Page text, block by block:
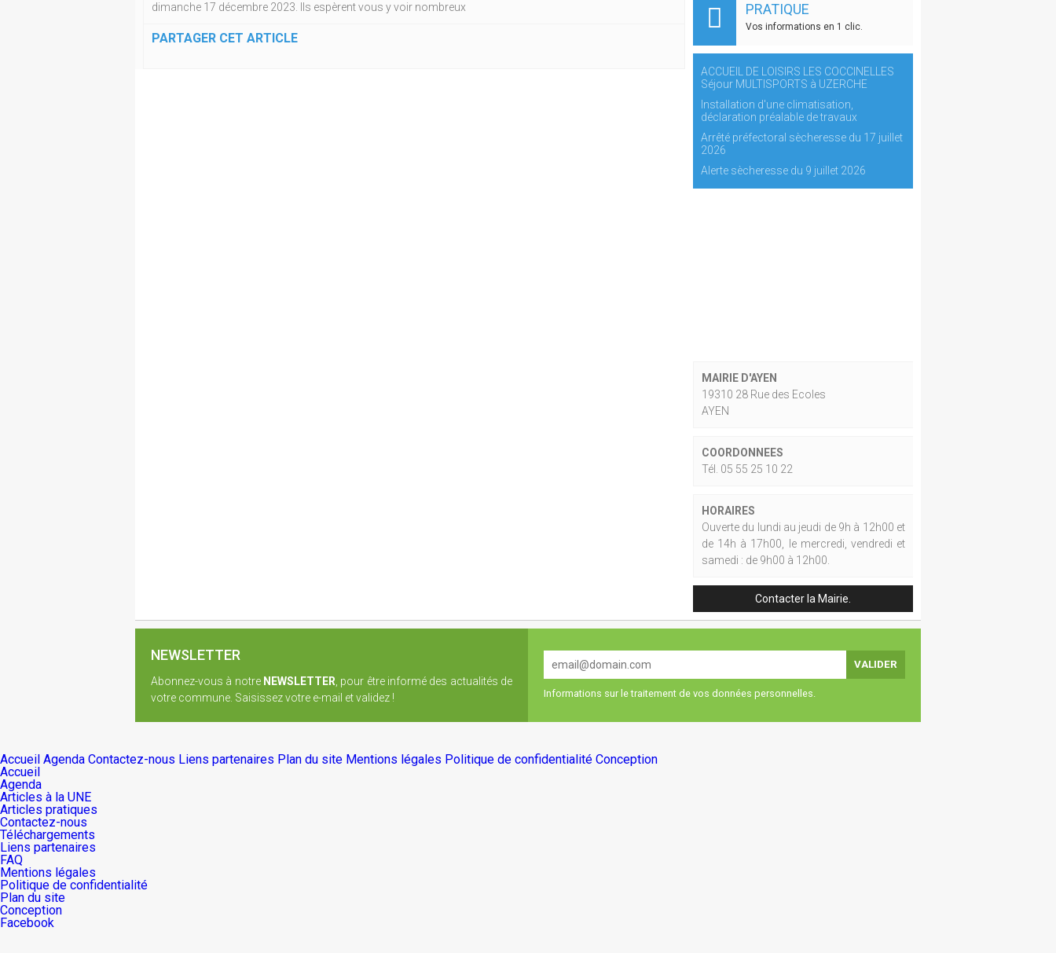
dimanche 17 décembre 2023. Ils espèrent vous y voir nombreux
PARTAGER CET ARTICLE
PRATIQUE
Vos informations en 1 clic.
ACCUEIL DE LOISIRS LES COCCINELLES
Séjour MULTISPORTS à UZERCHE
Installation d'une climatisation,
déclaration préalable de travaux
Arrêté préfectoral sècheresse du 17 juillet
2026
Alerte sècheresse du 9 juillet 2026
MAIRIE D'AYEN
19310 28 Rue des Ecoles
AYEN
COORDONNEES
Tél. 05 55 25 10 22
HORAIRES
Ouverte du lundi au jeudi de 9h à 12h00 et
de 14h à 17h00, le mercredi, vendredi et
samedi : de 9h00 à 12h00.
Contacter la Mairie.
NEWSLETTER
Abonnez-vous à notre NEWSLETTER , pour être informé des actualités de
votre commune. Saisissez votre e-mail et validez !
Informations sur le traitement de vos données personnelles.
Accueil Agenda Contactez-nous Liens partenaires Plan du site Mentions légales Politique de confidentialité Conception
Accueil
Agenda
Articles à la UNE
Articles pratiques
Contactez-nous
Téléchargements
Liens partenaires
FAQ
Mentions légales
Politique de confidentialité
Plan du site
Conception
Facebook